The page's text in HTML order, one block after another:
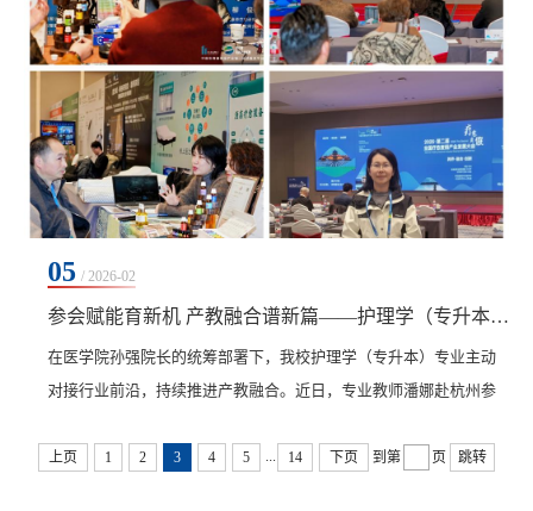
齐全且与重庆多家三甲医院建立专科联盟，作为多所...
05 / 2026-02
参会赋能育新机 产教融合谱新篇——护理学（专升本）专业借大会东风凝聚发展新动能
在医学院孙强院长的统筹部署下，我校护理学（专升本）专业主动
对接行业前沿，持续推进产教融合。近日，专业教师潘娜赴杭州参
源，圆满完成参会任务。本次大会以“赋能健康产业，共创疗愈生
上页 1 2 3 4 5 ... 14 下页 到第 页 跳转